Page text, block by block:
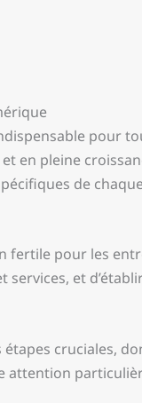
en pleine
de
pour les
et
cruciales,
attention